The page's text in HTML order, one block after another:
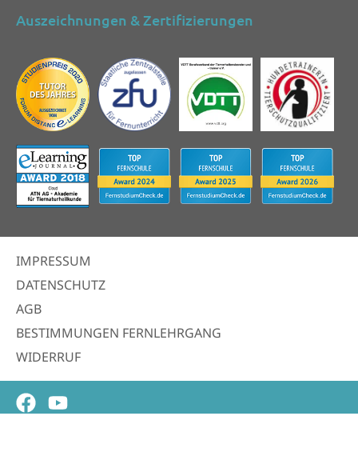
Auszeichnungen & Zertifizierungen
IMPRESSUM
DATENSCHUTZ
AGB
BESTIMMUNGEN FERNLEHRGANG
WIDERRUF
Facebook
Youtube